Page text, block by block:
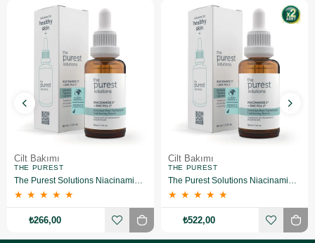
Cilt Bakımı
THE PUREST
The Purest Solutions Niacinamide 5% + Zinc Pca 1% Gözenek Sıkılaştırıcı Yüz Serumu 30 ml
★ ★ ★ ★ ★
₺266,00
Cilt Bakımı
THE PUREST
The Purest Solutions Niacinamide 5% + Zinc Pca 1% Gözenek Sıkılaştırıcı Yüz Serumu 30 ml 2 Adet
★ ★ ★ ★ ★
₺522,00